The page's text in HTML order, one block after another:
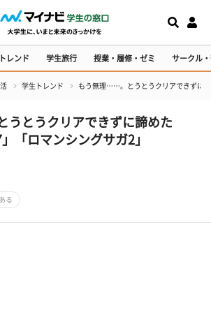
レンド 学生旅行 授業・履修・ゼミ サークル
学生トレンド もう無理……。とうとうクリアできずに
とうクリアできずに諦めた
「ロマンシングサガ2」
る